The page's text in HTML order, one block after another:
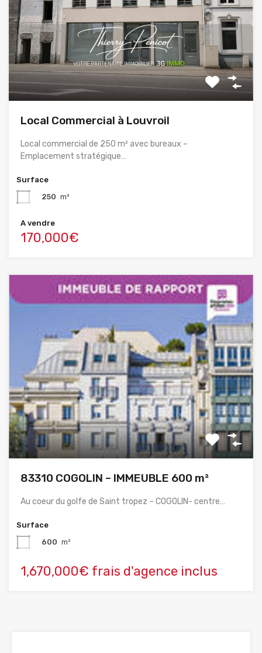
Local Commercial à Louvroil
Local commercial de 250 m² avec bureaux –
Emplacement stratégique…
Surface
250 m²
A vendre
170,000€
83310 COGOLIN – IMMEUBLE 600 m²
Au coeur du golfe de Saint tropez – COGOLIN- centre…
Surface
600 m²
1,670,000€ frais d'agence inclus